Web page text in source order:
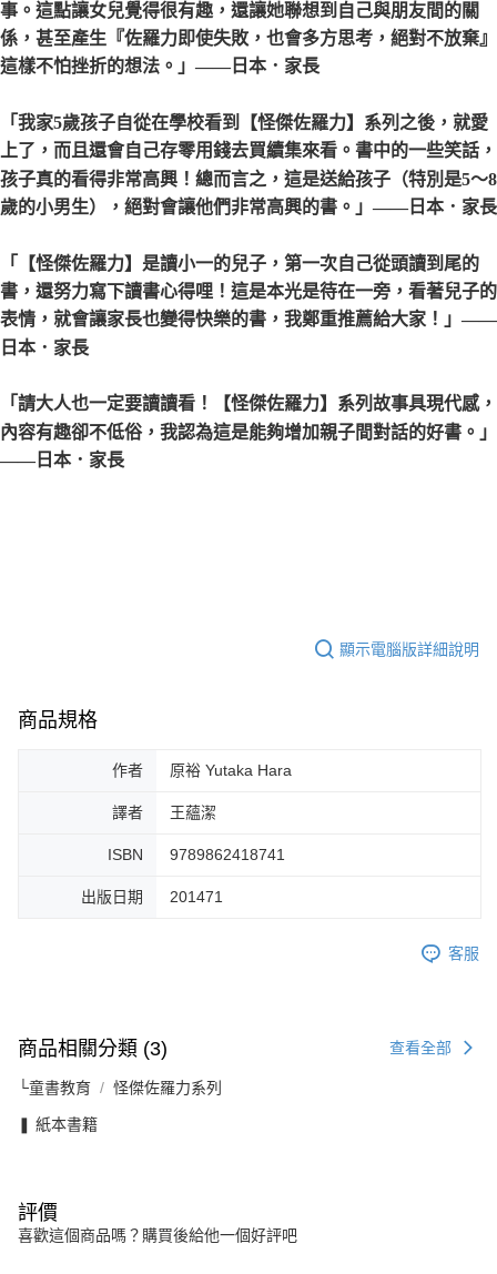
事。這點讓女兒覺得很有趣，還讓她聯想到自己與朋友間的關
係，甚至產生『佐羅力即使失敗，也會多方思考，絕對不放棄』
這樣不怕挫折的想法。」 ——日本．家長
「我家5歲孩子自從在學校看到【怪傑佐羅力】系列之後，就愛
上了，而且還會自己存零用錢去買續集來看。書中的一些笑話，
孩子真的看得非常高興！總而言之，這是送給孩子（特別是5〜8
歲的小男生），絕對會讓他們非常高興的書。」 ——日本．家長
「【怪傑佐羅力】是讀小一的兒子，第一次自己從頭讀到尾的
書，還努力寫下讀書心得哩！這是本光是待在一旁，看著兒子的
表情，就會讓家長也變得快樂的書，我鄭重推薦給大家！」 ——
日本．家長
「請大人也一定要讀讀看！【怪傑佐羅力】系列故事具現代感，
內容有趣卻不低俗，我認為這是能夠增加親子間對話的好書。」
——日本．家長
顯示電腦版詳細說明
商品規格
作者 原裕 Yutaka Hara
譯者 王蘊潔
ISBN 9789862418741
出版日期 201471
客服
商品相關分類 (3) 查看全部
└童書教育 怪傑佐羅力系列
❚ 紙本書籍
評價
喜歡這個商品嗎？購買後給他一個好評吧